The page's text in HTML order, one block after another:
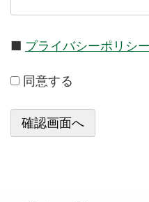
■ プライバシーポリシー
同意する